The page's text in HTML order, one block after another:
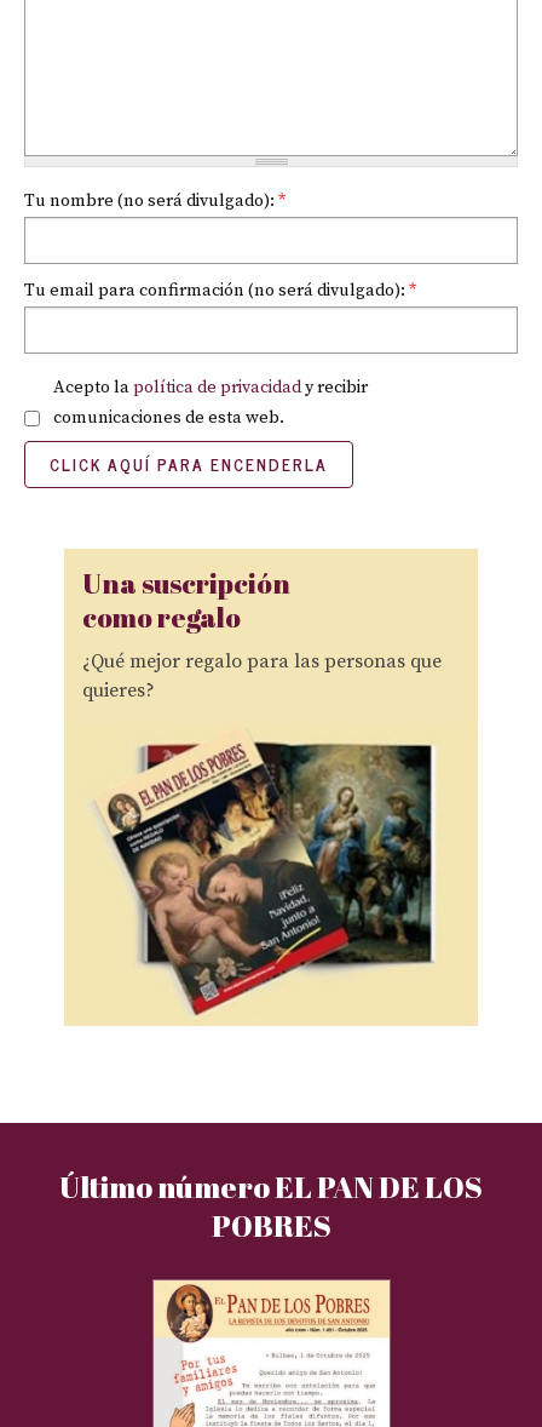
Tu nombre (no será divulgado): *
Tu email para confirmación (no será divulgado): *
Política de privacidad *
Acepto lapolítica de privacidady recibir
comunicaciones de esta web.
CLICK AQUÍ PARA ENCENDERLA
Una suscripción
como regalo
¿Qué mejor regalo para las personas que
quieres?
Último número EL PAN DE LOS
POBRES